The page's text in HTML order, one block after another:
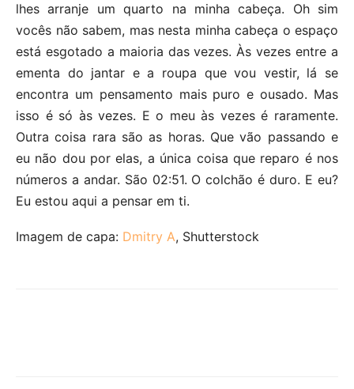
lhes arranje um quarto na minha cabeça. Oh sim
vocês não sabem, mas nesta minha cabeça o espaço
está esgotado a maioria das vezes. Às vezes entre a
ementa do jantar e a roupa que vou vestir, lá se
encontra um pensamento mais puro e ousado. Mas
isso é só às vezes. E o meu às vezes é raramente.
Outra coisa rara são as horas. Que vão passando e
eu não dou por elas, a única coisa que reparo é nos
números a andar. São 02:51. O colchão é duro. E eu?
Eu estou aqui a pensar em ti.
Imagem de capa: Dmitry A, Shutterstock